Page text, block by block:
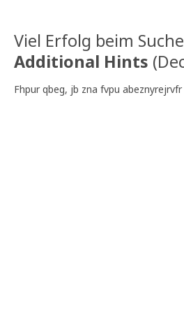
Viel Erfolg beim
Additional Hints (
Fhpur qbeg, jb zna fvpu